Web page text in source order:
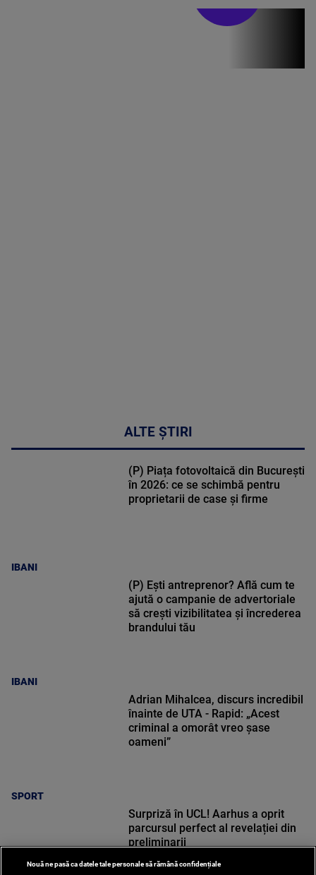
ALTE ȘTIRI
IBANI
(P) Piața fotovoltaică din București
în 2026: ce se schimbă pentru
proprietarii de case și firme
IBANI
(P) Ești antreprenor? Află cum te
ajută o campanie de advertoriale
să crești vizibilitatea și încrederea
brandului tău
SPORT
Adrian Mihalcea, discurs incredibil
înainte de UTA - Rapid: „Acest
criminal a omorât vreo șase
oameni”
Surpriză în UCL! Aarhus a oprit
parcursul perfect al revelației din
preliminarii
Nouă ne pasă ca datele tale personale să rămână confidențiale